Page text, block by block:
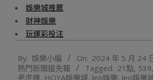
娛樂城推薦
財神娛樂
玩運彩投注
05-
24
By: 娛樂小編 On: 2024 年 5 月 24
熱門新聞搶先報
Tagged: 21點, 539,
老虎機, HOYA娛樂城, leo娛樂, leo娛樂